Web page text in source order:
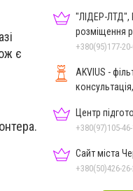
є
"ЛІДЕР-ЛТД",
розміщення
реклама
+380(95)177-
AKVIUS -
Центр
+380(97)105-46-
Сайт міста
+380(50)426-